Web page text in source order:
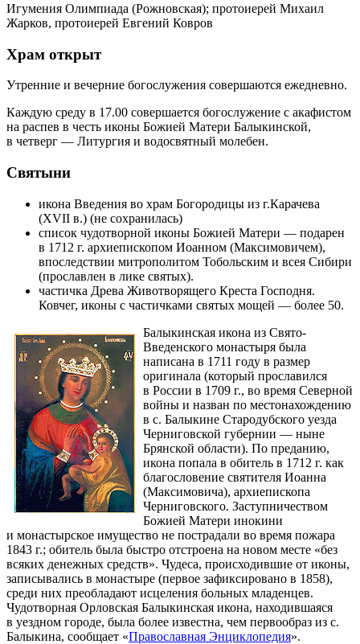
Игумения Олимпиада (Рожновская); протоиерей Михаил
Жарков, протоиерей Евгений Ковров
Храм открыт
Утренние и вечерние богослужения совершаются ежедневно.
Каждую среду в 17.00 совершается богослужение с акафистом
на распев в честь иконы Божией Матери Балыкинской,
в четверг — Литургия и водосвятный молебен.
Святыни
икона Введения во храм Богородицы из г.Карачева
(ХVII в.) (не сохранилась)
список чудотворной иконы Божией Матери — подарен
в 1712 г. архиепископом Иоанном (Максимовичем),
впоследствии митрополитом Тобольским и всея Сибири
(прославлен в лике святых).
частичка Древа Животворящего Креста Господня.
Ковчег, иконы с частичками святых мощей — более 50.
Балыкинская икона из Свято-
Введенского монастыря была
написана в 1711 году в размер
оригинала (который прославился
в России в 1709 г., во время Северной
войны и назван по местонахождению
в с. Балыкине Стародубского уезда
Черниговской губернии — ныне
Брянской области). По преданию,
икона попала в обитель в 1712 г. как
благословение святителя Иоанна
(Максимовича), архиепископа
Черниговского. Заступничеством
Божией Матери инокини
и монастырское имущество не пострадали во время пожара
1843 г.; обитель была быстро отстроена на новом месте «без
всяких денежных средств». Чудеса, происходившие от иконы,
записывались в монастыре (первое зафиксировано в 1858),
среди них преобладают исцеления больных младенцев.
Чудотворная Орловская Балыкинская икона, находившаяся
в уездном городе, была более известна, чем первообраз из с.
Балыкина, сообщает «Православная Энциклопедия».